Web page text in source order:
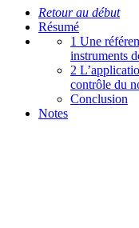
Retour au début
Résumé
1 Une
instruments
2
contrôle du
Conclusion
Notes